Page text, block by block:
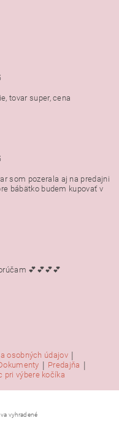
tovar super, cena
som pozerala aj na predajni
bábätko budem kupovať v
💕💕💕💕
osobných údajov |
| Predajňa |
pri výbere kočíka
vyhradené